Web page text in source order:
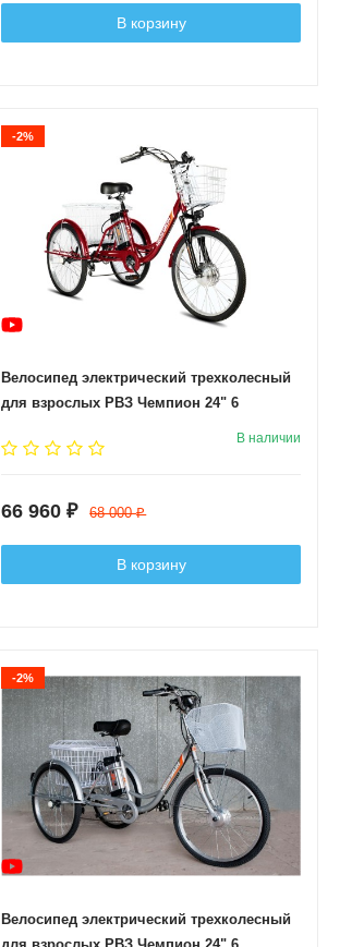
В корзину
-2%
Велосипед электрический трехколесный
для взрослых РВЗ Чемпион 24" 6
В наличии
66 960₽ 68 000₽
В корзину
-2%
Велосипед электрический трехколесный